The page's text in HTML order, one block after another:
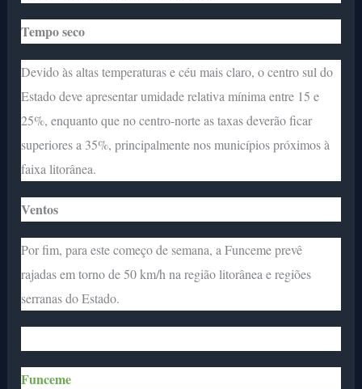
Tempo seco
Devido às altas temperaturas e céu mais claro, o centro sul do
Estado deve apresentar umidade relativa mínima entre 15 e
25%, enquanto que no centro-norte as taxas deverão ficar
superiores a 35%, principalmente nos municípios próximos à
faixa litorânea.
Ventos
Por fim, para este começo de semana, a Funceme prevê
rajadas em torno de 50 km/h na região litorânea e regiões
serranas do Estado.
Funceme